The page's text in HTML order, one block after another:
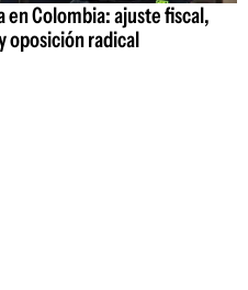
en Colombia: ajuste fiscal,
oposición radical